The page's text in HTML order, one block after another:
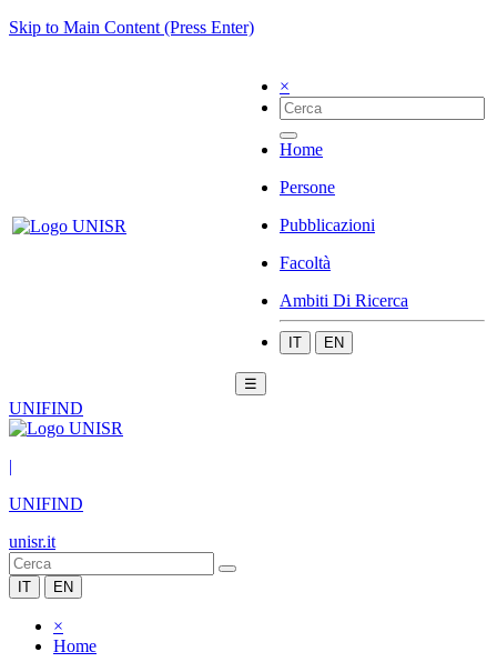
Skip to Main Content (Press Enter)
×
Home
Persone
Pubblicazioni
Facoltà
Ambiti Di Ricerca
IT EN
☰
UNIFIND
|
UNIFIND
unisr.it
IT EN
×
Home